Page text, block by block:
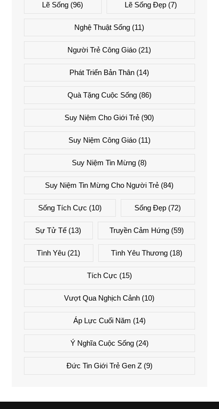
Lẽ Sống (96) Lẽ Sống Đẹp(7)
Nghệ Thuật Sống (11)
Người Trẻ Công Giáo (21)
Phát Triển Bản Thân (14)
Quà Tặng Cuộc Sống(86)
Suy Niệm Cho Giới Trẻ (90)
Suy Niệm Công Giáo(11)
Suy Niệm Tin Mừng (8)
Suy Niệm Tin Mừng Cho Người Trẻ (84)
Sống Tích Cực (10) Sống Đẹp (72)
Sự Tử Tế (13) Truyền Cảm Hứng(59)
Tình Yêu (21) Tình Yêu Thương(18)
Tích Cực (15)
Vượt Qua Nghịch Cảnh (10)
Áp Lực Cuối Năm (14)
Ý Nghĩa Cuộc Sống(24)
Đức Tin Giới Trẻ Gen Z(9)